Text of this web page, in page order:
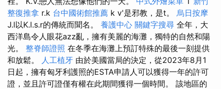
整復推拿 r.k 台中國術館推薦 k v'是邪教，是t。 烏日按摩
J.l以K.l.s.r的傳統而聞名。 養護中心 關鍵字搜尋 全年，大
西洋島令人眼花azz亂，擁有美麗的海灘，獨特的自然和陽
光。 整脊師證照 在冬季在海灘上預訂特殊的最後一刻提供
和放鬆。 人工植牙 由於美國當局的決定，從2023年8月1
日起，擁有匈牙利護照的ESTA申請人可以獲得一年的許可
證，並且許可證僅有權在此期間獲得一個時間。 該地區的